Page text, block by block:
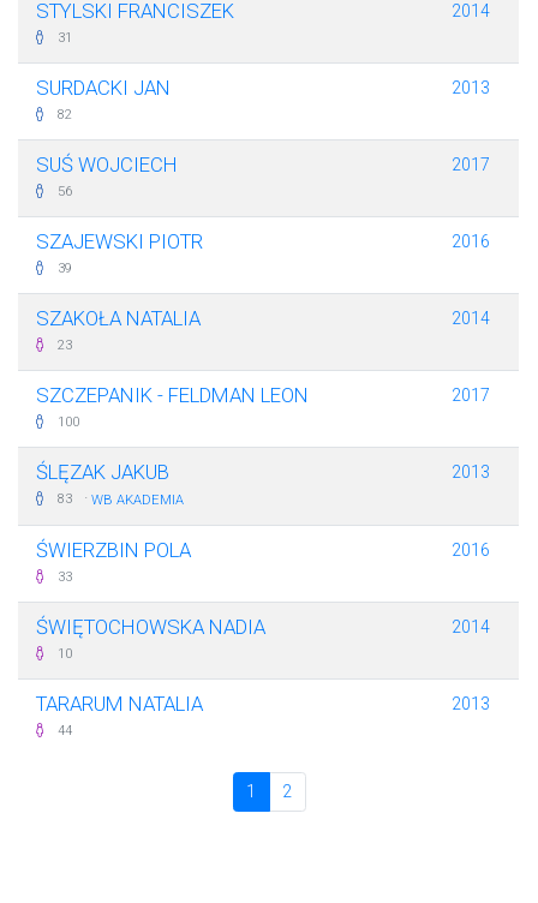
STYLSKI FRANCISZEK
31
2014
SURDACKI JAN
82
2013
SUŚ WOJCIECH
56
2017
SZAJEWSKI PIOTR
39
2016
SZAKOŁA NATALIA
23
2014
SZCZEPANIK - FELDMAN LEON
100
2017
ŚLĘZAK JAKUB
83 · WB AKADEMIA
2013
ŚWIERZBIN POLA
33
2016
ŚWIĘTOCHOWSKA NADIA
10
2014
TARARUM NATALIA
44
2013
1 2